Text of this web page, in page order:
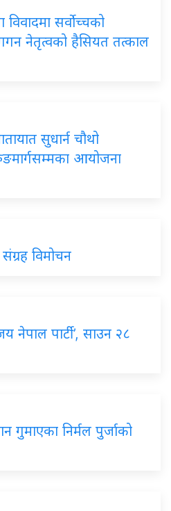
सर्वोच्चको
नेतृत्वको हैसियत तत्काल
सुधार्न चौथो
आयोजना
विमोचन
नेपाल पार्टी’, साउन २८
गुमाएका निर्मल पुर्जाको